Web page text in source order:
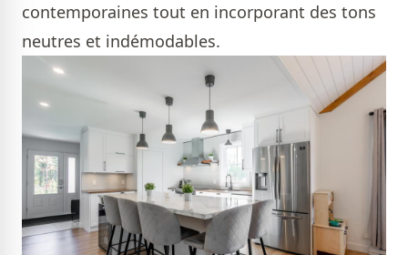
contemporaines tout en incorporant des tons
neutres et indémodables.